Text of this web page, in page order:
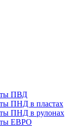
ПВД
ПНД в пластах
ПНД в рулонах
ЕВРО